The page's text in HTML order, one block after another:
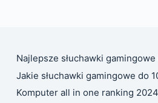
Najlepsze słuchawki gamingowe
Jakie słuchawki gamingowe do
Komputer all in one ranking 2024